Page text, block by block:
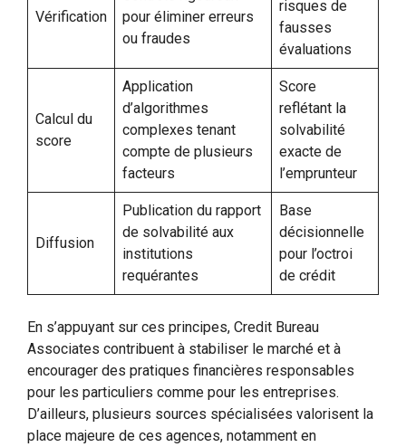
Vérification
pour éliminer erreurs
ou fraudes
risques de
fausses
évaluations
Calcul du
score
Application
d’algorithmes
complexes tenant
compte de plusieurs
facteurs
Score
reflétant la
solvabilité
exacte de
l’emprunteur
Diffusion
Publication du rapport
de solvabilité aux
institutions
requérantes
Base
décisionnelle
pour l’octroi
de crédit
En s’appuyant sur ces principes, Credit Bureau
Associates contribuent à stabiliser le marché et à
encourager des pratiques financières responsables
pour les particuliers comme pour les entreprises.
D’ailleurs, plusieurs sources spécialisées valorisent la
place majeure de ces agences, notamment en